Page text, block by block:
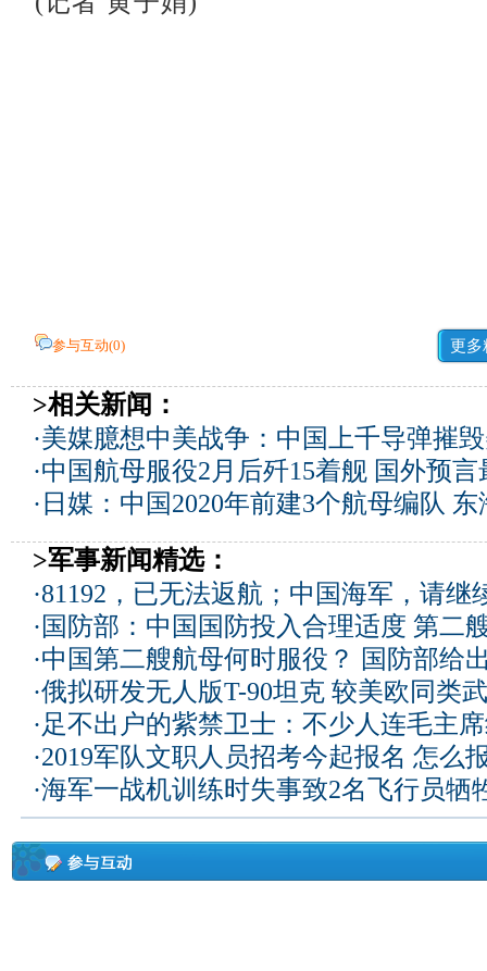
参与互动(0) 更多
>相关新闻：
·美媒臆想中美战争：中国上千导弹摧
·中国航母服役2月后歼15着舰 国外预言
· 日媒：中国2020年前建3个航母编队 东
>军事新闻精选：
·81192，已无法返航；中国海军，请继
· 国防部：中国国防投入合理适度 第二
·中国第二艘航母何时服役？ 国防部给
·俄拟研发无人版T-90坦克 较美欧同类
·足不出户的紫禁卫士：不少人连毛主
·2019军队文职人员招考今起报名 怎么
·海军一战机训练时失事致2名飞行员牺